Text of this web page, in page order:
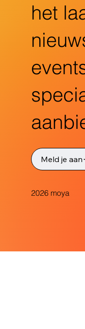
het
Meld je aan
2026 moya